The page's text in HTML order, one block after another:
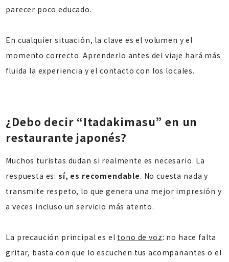
parecer poco educado.
En cualquier situación, la clave es el volumen y el
momento correcto. Aprenderlo antes del viaje hará más
fluida la experiencia y el contacto con los locales.
¿Debo decir “Itadakimasu” en un
restaurante japonés?
Muchos turistas dudan si realmente es necesario. La
respuesta es: sí, es recomendable. No cuesta nada y
transmite respeto, lo que genera una mejor impresión y
a veces incluso un servicio más atento.
La precaución principal es el tono de voz: no hace falta
gritar, basta con que lo escuchen tus acompañantes o el